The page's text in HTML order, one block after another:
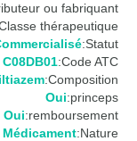
ou fabriquant:
thérapeutique:
Statut:
Code ATC:
C08DB01
Composition:
princeps:
Oui
remboursement:
Oui
Nature:
Médicament